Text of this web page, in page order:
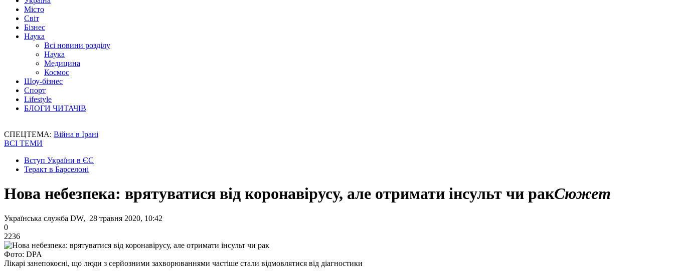
Місто
Світ
Бізнес
Наука
Всі новини розділу
Наука
Медицина
Космос
Шоу-бізнес
Спорт
Lifestyle
БЛОГИ ЧИТАЧІВ
СПЕЦТЕМА: Війна в Ірані
ВСІ ТЕМИ
Вступ України в ЄС
Теракт в Барселоні
Нова небезпека: врятуватися від коронавірусу, але отримати інсульт чи ракСюжет
Українська служба DW, 28 травня 2020, 10:42
0
2236
Фото: DPA
Лікарі занепокоєні, що люди з серйозними захворюваннями частіше стали відмовлятися від діагностики